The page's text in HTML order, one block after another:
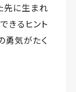
先に生まれ
きるヒント
勇気がたく